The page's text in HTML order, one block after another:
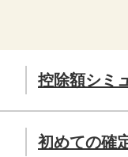
控除額シミ
初めての確